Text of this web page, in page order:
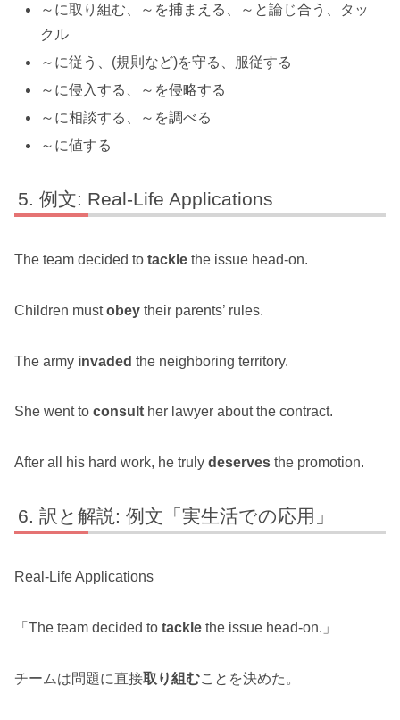
～に取り組む、～を捕まえる、～と論じ合う、タッ
クル
～に従う、(規則など)を守る、服従する
～に侵入する、～を侵略する
～に相談する、～を調べる
～に値する
例文: Real-Life Applications
The team decided to tackle the issue head-on.
Children mustobey their parents’ rules.
The army invaded the neighboring territory.
She went to consult her lawyer about the contract.
After all his hard work, he truly deserves the promotion.
訳と解説: 例文「実生活での応用」
Real-Life Applications
「The team decided to tackle the issue head-on.」
チームは問題に直接取り組むことを決めた。